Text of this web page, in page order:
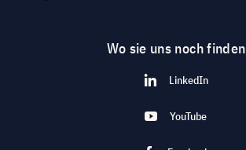
Wo sie uns noch finden
LinkedIn
YouTube